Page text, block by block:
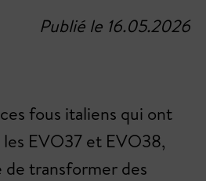
Publié le 16.05.2026
fous italiens qui ont
EVO37 et EVO38,
de transformer des